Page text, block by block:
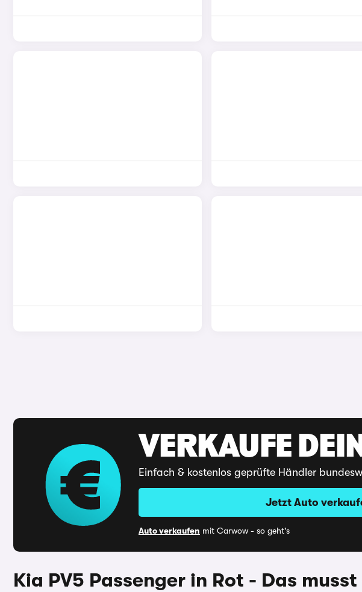
VERKAUFE
Einfach & kostenlos geprüfte Händler
Jetzt Auto
Auto verkaufen mit Carwow - so geht's
Kia PV5 Passenger in Rot - Das